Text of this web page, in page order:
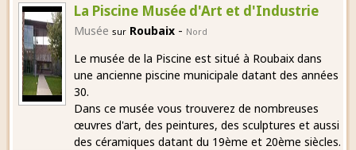
La Piscine Musée d'Art et d'Industrie
Musée sur Roubaix - Nord
Le musée de la Piscine est situé à Roubaix dans
une ancienne piscine municipale datant des années
30.
Dans ce musée vous trouverez de nombreuses
œuvres d'art, des peintures, des sculptures et aussi
des céramiques datant du 19ème et 20ème siècles.